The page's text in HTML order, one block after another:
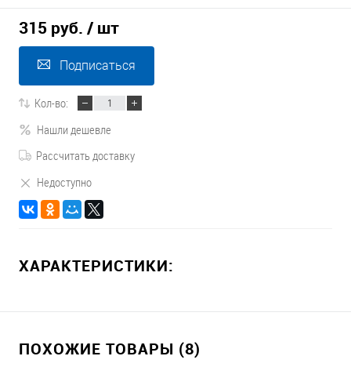
315 руб. / шт
Подписаться
Кол-во:
Нашли дешевле
Рассчитать доставку
Недоступно
ХАРАКТЕРИСТИКИ:
ПОХОЖИЕ ТОВАРЫ (8)